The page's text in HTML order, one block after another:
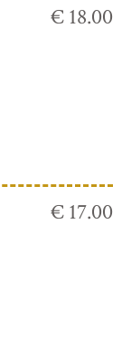
€ 18.00
€ 17.00